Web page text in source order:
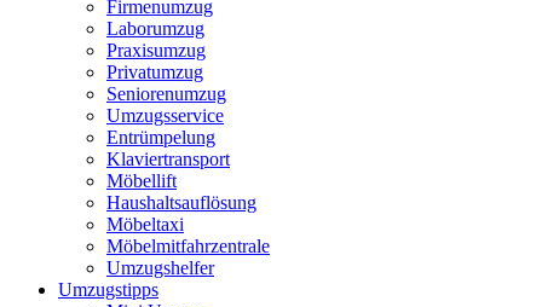
Firmenumzug
Laborumzug
Praxisumzug
Privatumzug
Seniorenumzug
Umzugsservice
Entrümpelung
Klaviertransport
Möbellift
Haushaltsauflösung
Möbeltaxi
Möbelmitfahrzentrale
Umzugshelfer
Umzugstipps